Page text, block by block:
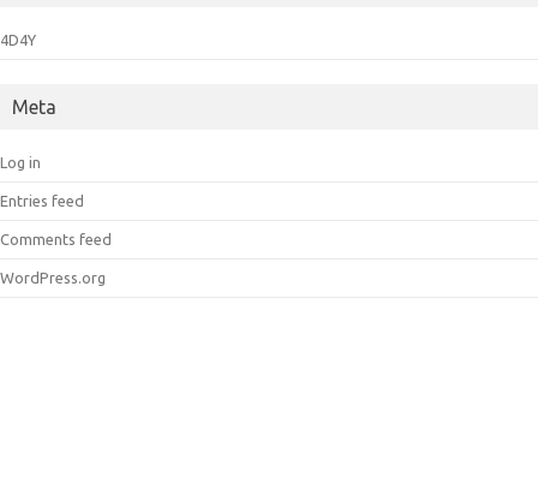
4D4Y
Meta
Log in
Entries feed
Comments feed
WordPress.org